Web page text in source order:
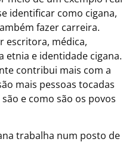
identificar como cigana,
fazer carreira.
escritora, médica,
etnia e identidade cigana.
contribui mais com a
mais pessoas tocadas
e como são os povos
trabalha num posto de